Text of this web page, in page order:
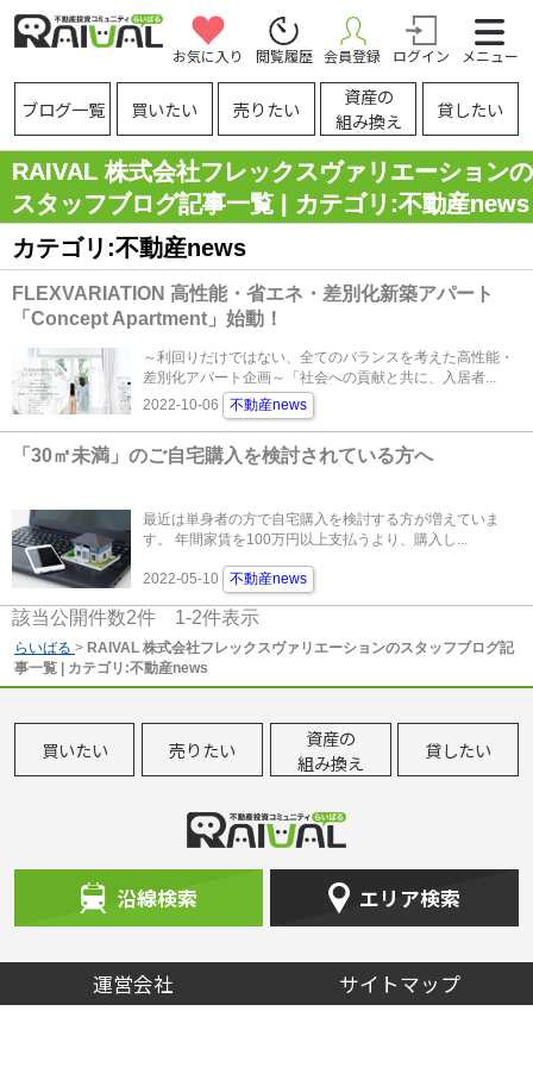
お気に入り 閲覧履歴 会員登録 ログイン メニュー
ブログ一覧 買いたい 売りたい
資産の
組み換え
貸したい
RAIVAL 株式会社フレックスヴァリエーションの
スタッフブログ記事一覧 | カテゴリ:不動産news
カテゴリ:不動産news
FLEXVARIATION 高性能・省エネ・差別化新築アパート
「Concept Apartment」始動！
～利回りだけではない、全てのバランスを考えた高性能・
差別化アパート企画～「社会への貢献と共に、入居者...
2022-10-06
不動産news
「30㎡未満」のご自宅購入を検討されている方へ
最近は単身者の方で自宅購入を検討する方が増えていま
す。 年間家賃を100万円以上支払うより、購入し...
2022-05-10 不動産news
該当公開件数2件 1-2件表示
らいばる > RAIVAL 株式会社フレックスヴァリエーションのスタッフブログ記
事一覧 | カテゴリ:不動産news
買いたい 売りたい
資産の
組み換え
貸したい
沿線検索 エリア検索
運営会社 サイトマップ